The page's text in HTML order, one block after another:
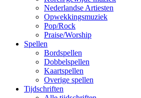
Nederlandse Artiesten
Opwekkingsmuziek
Pop/Rock
Praise/Worship
Spellen
Bordspellen
Dobbelspellen
Kaartspellen
Overige spellen
Tijdschriften